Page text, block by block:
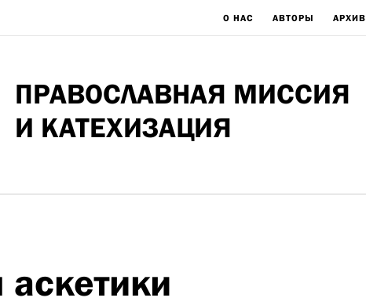
О НАС АВТОРЫ АРХИВ
ПРАВОСЛАВНАЯ МИССИЯ
И КАТЕХИЗАЦИЯ